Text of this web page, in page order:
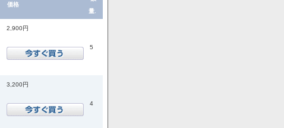
価格
量.
2,900円
5
3,200円
4